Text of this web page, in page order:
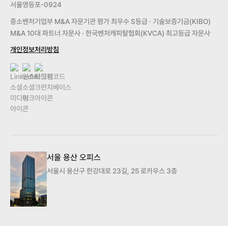
서울영등포-0924
중소벤처기업부 M&A 자문기관 평가 최우수 S등급 · 기술보증기금(KIBO)
M&A 10대 파트너 자문사 · 한국벤처캐피탈협회(KVCA) 최고등급 자문사
개인정보처리방침
서울 용산 오피스
서울시 용산구 한강대로 23길, 25 로카우스 3층